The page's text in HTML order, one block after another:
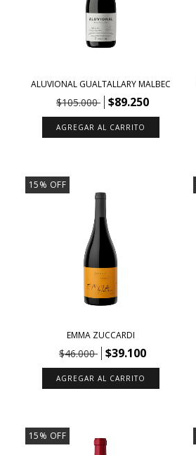
ALUVIONAL GUALTALLARY MALBEC
$105.000 $89.250
15% OFF
EMMA ZUCCARDI
$46.000 $39.100
15% OFF